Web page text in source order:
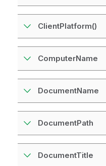
ClientPlatform()
ComputerName
DocumentName
DocumentPath
DocumentTitle